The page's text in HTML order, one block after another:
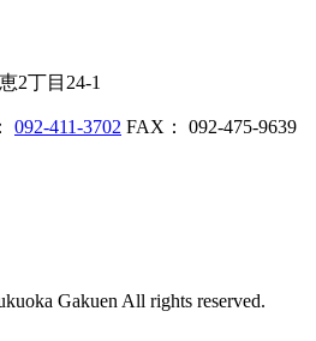
2丁目24-1
092-411-3702 FAX： 092-475-9639
Gakuen All rights reserved.